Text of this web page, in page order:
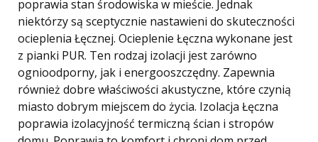
poprawia stan środowiska w mieście. Jednak
niektórzy są sceptycznie nastawieni do skuteczności
ocieplenia Łęcznej. Ocieplenie Łęczna wykonane jest
z pianki PUR. Ten rodzaj izolacji jest zarówno
ognioodporny, jak i energooszczędny. Zapewnia
również dobre właściwości akustyczne, które czynią
miasto dobrym miejscem do życia. Izolacja Łęczna
poprawia izolacyjność termiczną ścian i stropów